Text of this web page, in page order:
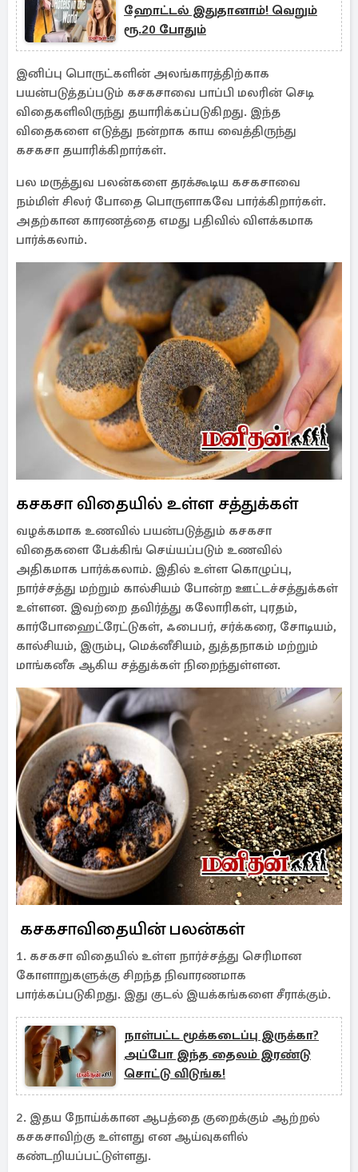
ஹோட்டல் இதுதானாம்! வெறும்
ரூ.20 போதும்
இனிப்பு பொருட்களின் அலங்காரத்திற்காக
பயன்படுத்தப்படும் கசகசாவை பாப்பி மலரின் செடி
விதைகளிலிருந்து தயாரிக்கப்படுகிறது. இந்த
விதைகளை எடுத்து நன்றாக காய வைத்திருந்து
கசகசா தயாரிக்கிறார்கள்.
பல மருத்துவ பலன்களை தரக்கூடிய கசகசாவை
நம்மிள் சிலர் போதை பொருளாகவே பார்க்கிறார்கள்.
அதற்கான காரணத்தை எமது பதிவில் விளக்கமாக
பார்க்கலாம்.
​கசகசா விதையில் உள்ள சத்துக்கள்
வழக்கமாக உணவில் பயன்படுத்தும் கசகசா
விதைகளை பேக்கிங் செய்யப்படும் உணவில்
அதிகமாக பார்க்கலாம். இதில் உள்ள கொழுப்பு,
நார்ச்சத்து மற்றும் கால்சியம் போன்ற ஊட்டச்சத்துக்கள்
உள்ளன. இவற்றை தவிர்த்து கலோரிகள், புரதம்,
கார்போஹைட்ரேட்டுகள், ஃபைபர், சர்க்கரை, சோடியம்,
கால்சியம், இரும்பு, மெக்னீசியம், துத்தநாகம் மற்றும்
மாங்கனீசு ஆகிய சத்துக்கள் நிறைந்துள்ளன.
​கசகசாவிதையின் பலன்கள்
1. கசகசா விதையில் உள்ள நார்ச்சத்து செரிமான
கோளாறுகளுக்கு சிறந்த நிவாரணமாக
பார்க்கப்படுகிறது. இது குடல் இயக்கங்களை சீராக்கும்.
நாள்பட்ட மூக்கடைப்பு இருக்கா?
அப்போ இந்த தைலம் இரண்டு
சொட்டு விடுங்க!
2. இதய நோய்க்கான ஆபத்தை குறைக்கும் ஆற்றல்
கசகசாவிற்கு உள்ளது என ஆய்வுகளில்
கண்டறியப்பட்டுள்ளது.